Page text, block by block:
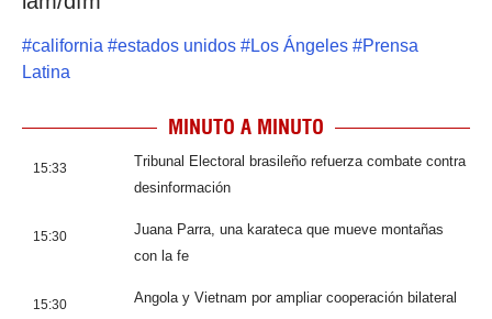
#california #estados unidos #Los Ángeles #Prensa
Latina
MINUTO A MINUTO
15:33
Tribunal Electoral brasileño refuerza combate contra
desinformación
15:30
Juana Parra, una karateca que mueve montañas
con la fe
15:30 Angola y Vietnam por ampliar cooperación bilateral